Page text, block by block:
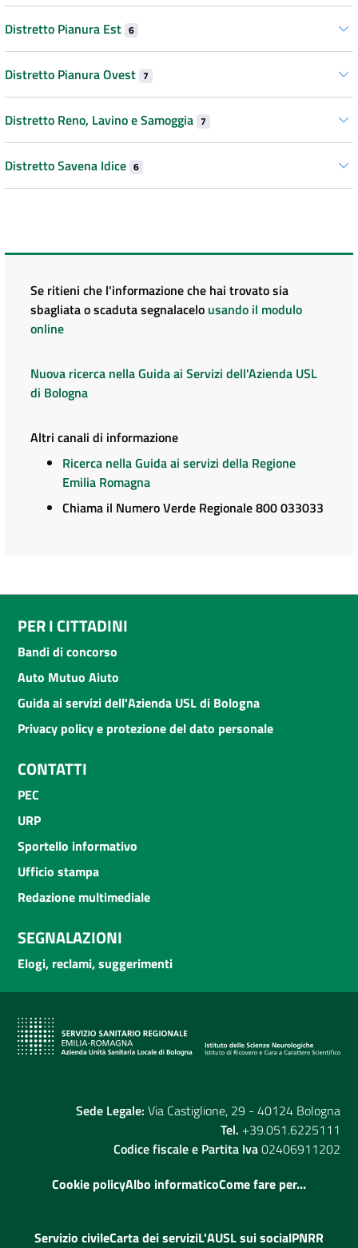
Distretto Pianura Est 6
Distretto Pianura Ovest 7
Distretto Reno, Lavino e Samoggia 7
Distretto Savena Idice 6
Se ritieni che l'informazione che hai trovato sia
sbagliata o scaduta segnalacelo usando il modulo
online
Nuova ricerca nella Guida ai Servizi dell'Azienda USL
di Bologna
Altri canali di informazione
Ricerca nella Guida ai servizi della Regione
Emilia Romagna
Chiama il Numero Verde Regionale 800 033033
PER I CITTADINI
Bandi di concorso
Auto Mutuo Aiuto
Guida ai servizi dell'Azienda USL di Bologna
Privacy policy e protezione del dato personale
CONTATTI
PEC
URP
Sportello informativo
Ufficio stampa
Redazione multimediale
SEGNALAZIONI
Elogi, reclami, suggerimenti
Sede Legale: Via Castiglione, 29 - 40124 Bologna
Tel. +39.051.6225111
Codice fiscale e Partita Iva02406911202
Cookie policyAlbo informaticoCome fare per...
Servizio civileCarta dei serviziL'AUSL sui socialPNRR